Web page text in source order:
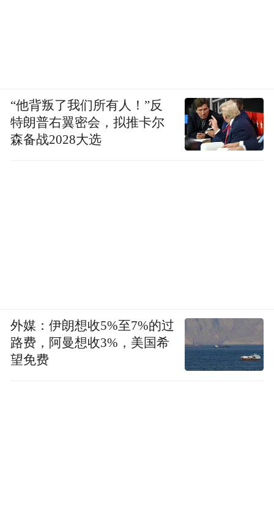
“他背叛了我们所有人！”反
特朗普右翼密会，拟推卡尔
森备战2028大选
外媒：伊朗想收5%至7%的过
路费，阿曼想收3%，美国希
望免费